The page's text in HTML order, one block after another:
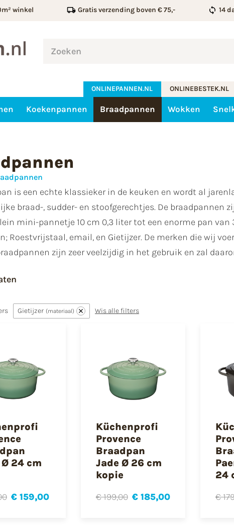
winkel Gratis verzending boven € 75,- 14
ONLINEPANNEN.NL ONLINEBESTEK.NL
Koekenpannen Braadpannen Wokken
is een echte klassieker in de keuken en wordt al
braad-, sudder- en stoofgerechtjes. De braadpannen
mini-pannetje 10 cm 0,3 liter tot een enorme pan van
Roestvrijstaal, email, en Gietijzer. De merken die wij
zijn zeer veelzijdig in het gebruik en zal
Gietijzer materiaal Wis alle filters
Ø 24 cm
€ 159,00
Küchenprofi
Provence
Braadpan
Jade Ø 26 cm
kopie
€ 199,00 € 185,00
24
€